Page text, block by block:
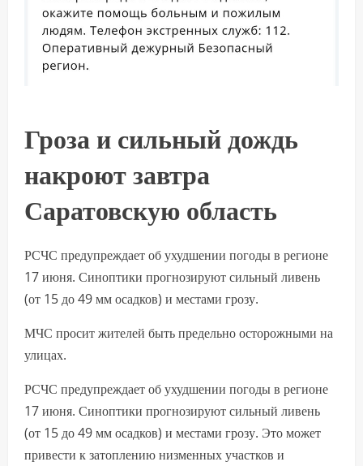
Гроза и сильный дождь
накроют завтра
Саратовскую область
РСЧС предупреждает об ухудшении погоды в регионе
17 июня. Синоптики прогнозируют сильный ливень
(от 15 до 49 мм осадков) и местами грозу.
МЧС просит жителей быть предельно осторожными на
улицах.
РСЧС предупреждает об ухудшении погоды в регионе
17 июня. Синоптики прогнозируют сильный ливень
(от 15 до 49 мм осадков) и местами грозу. Это может
привести к затоплению низменных участков и